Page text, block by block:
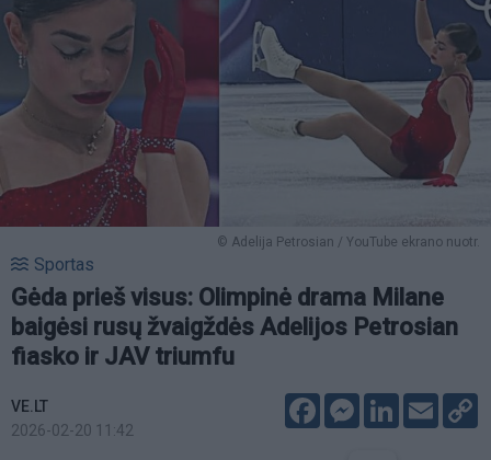
© Adelija Petrosian / YouTube ekrano nuotr.
Sportas
Gėda prieš visus: Olimpinė drama Milane
baigėsi rusų žvaigždės Adelijos Petrosian
fiasko ir JAV triumfu
VE.LT
2026-02-20 11:42
FacebookMessenger
LinkedIn
Email